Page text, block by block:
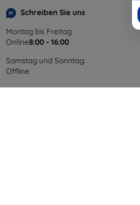
Schreiben Sie uns
Montag bis Freitag:
Online8:00 - 16:00
Samstag und Sonntag:
Offline